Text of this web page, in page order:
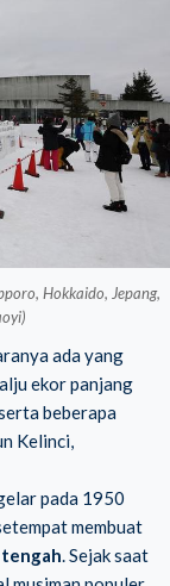
Hokkaido, Jepang,
ada yang
ekor panjang
beberapa
Kelinci,
pada 1950
membuat
tengah. Sejak saat